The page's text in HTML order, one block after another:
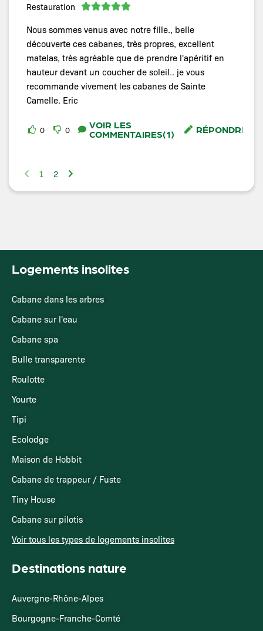
Restauration
Nous sommes venus avec notre fille., belle
découverte ces cabanes, très propres, excellent
matelas, très agréable que de prendre l'apéritif en
hauteur devant un coucher de soleil.. je vous
recommande vivement les cabanes de Sainte
Camelle. Eric
0 0 VOIR LES
COMMENTAIRES(1) RÉPONDRE
1 2
Logements insolites
Cabane dans les arbres
Cabane sur l'eau
Cabane spa
Bulle transparente
Roulotte
Yourte
Tipi
Ecolodge
Maison de Hobbit
Cabane de trappeur / Fuste
Tiny House
Cabane sur pilotis
Voir tous les types de logements insolites
Destinations nature
Auvergne-Rhône-Alpes
Bourgogne-Franche-Comté